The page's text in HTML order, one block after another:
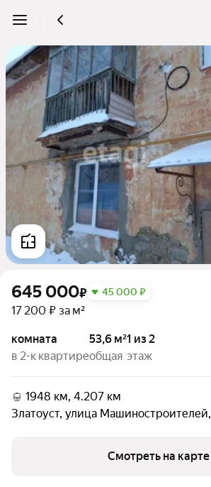
645 000₽ 45 000 ₽
17 200 ₽ за м²
комната
в 2-к квартире
53,6 м²
общая
1 из 2
этаж
1948 км, 4.207 км
Златоуст, улица Машиностроителей,
Смотреть на карте